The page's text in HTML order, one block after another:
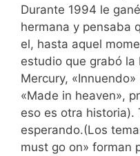
Durante 1994 le
hermana y pensaba
el, hasta aquel
estudio que grabó
Mercury,
«Made in heaven»,
eso es otra historia).
esperando.(Los
must go on» forman